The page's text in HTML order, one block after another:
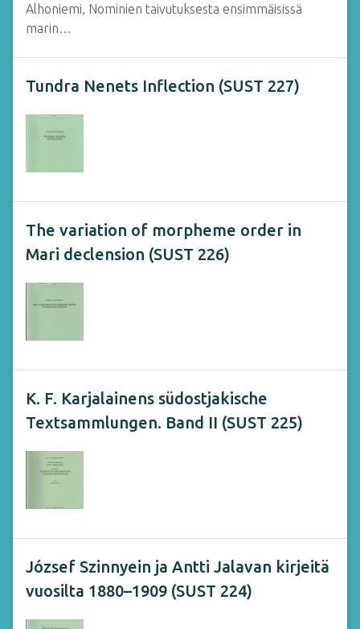
Alhoniemi, Nominien taivutuksesta ensimmäisissä
marin…
Tundra Nenets Inflection (SUST 227)
The variation of morpheme order in
Mari declension (SUST 226)
K. F. Karjalainens südostjakische
Textsammlungen. Band II (SUST 225)
József Szinnyein ja Antti Jalavan kirjeitä
vuosilta 1880–1909 (SUST 224)